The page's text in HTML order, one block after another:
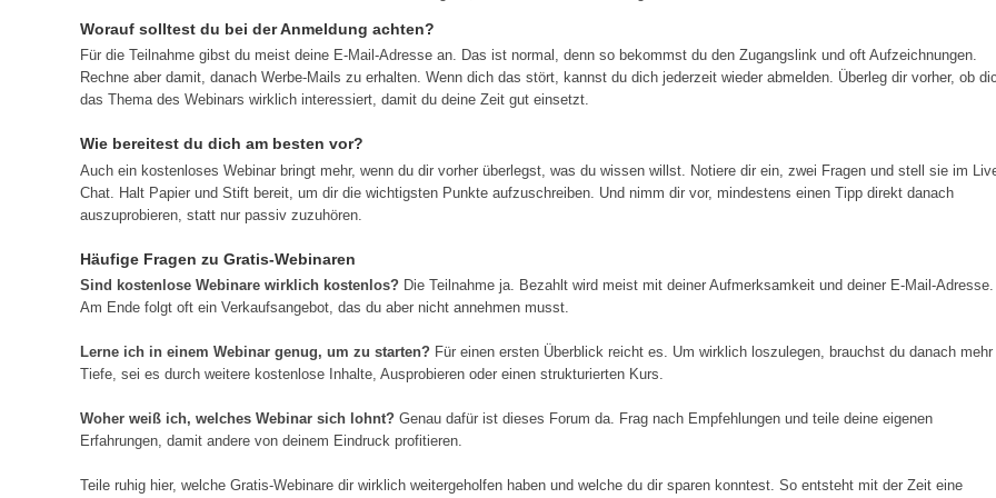
Worauf solltest du bei der Anmeldung achten?
Für die Teilnahme gibst du meist deine E-Mail-Adresse an. Das ist normal, denn so bekommst du den Zugangslink und oft Aufzeichnungen.
Rechne aber damit, danach Werbe-Mails zu erhalten. Wenn dich das stört, kannst du dich jederzeit wieder abmelden. Überleg dir vorher, ob
das Thema des Webinars wirklich interessiert, damit du deine Zeit gut einsetzt.
Wie bereitest du dich am besten vor?
Auch ein kostenloses Webinar bringt mehr, wenn du dir vorher überlegst, was du wissen willst. Notiere dir ein, zwei Fragen und stell sie im
Chat. Halt Papier und Stift bereit, um dir die wichtigsten Punkte aufzuschreiben. Und nimm dir vor, mindestens einen Tipp direkt danach
auszuprobieren, statt nur passiv zuzuhören.
Häufige Fragen zu Gratis-Webinaren
Sind kostenlose Webinare wirklich kostenlos? Die Teilnahme ja. Bezahlt wird meist mit deiner Aufmerksamkeit und deiner E-Mail-Adresse.
Am Ende folgt oft ein Verkaufsangebot, das du aber nicht annehmen musst.
Lerne ich in einem Webinar genug, um zu starten? Für einen ersten Überblick reicht es. Um wirklich loszulegen, brauchst du danach mehr
Tiefe, sei es durch weitere kostenlose Inhalte, Ausprobieren oder einen strukturierten Kurs.
Woher weiß ich, welches Webinar sich lohnt? Genau dafür ist dieses Forum da. Frag nach Empfehlungen und teile deine eigenen
Erfahrungen, damit andere von deinem Eindruck profitieren.
Teile ruhig hier, welche Gratis-Webinare dir wirklich weitergeholfen haben und welche du dir sparen konntest. So entsteht mit der Zeit eine